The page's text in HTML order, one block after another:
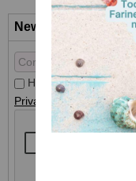
Newsletter
He leído y acepto el
Privacidad